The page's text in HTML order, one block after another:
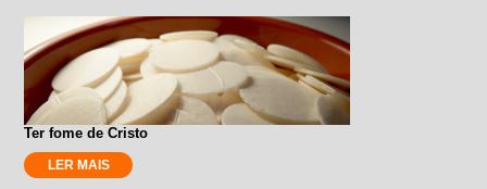
Ter fome de Cristo
LER MAIS